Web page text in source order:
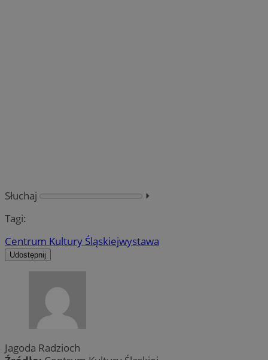
Słuchaj
⏵︎
Tagi:
Centrum Kultury Śląskiejwystawa
Udostępnij
Jagoda Radzioch